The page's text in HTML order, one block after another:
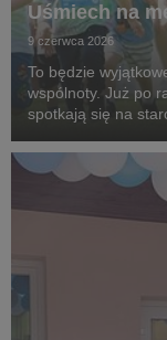
Uśmiech na
9 czerwca 2026
To będzie
wspólnoty. Już po
spotkają się na
biegowych w